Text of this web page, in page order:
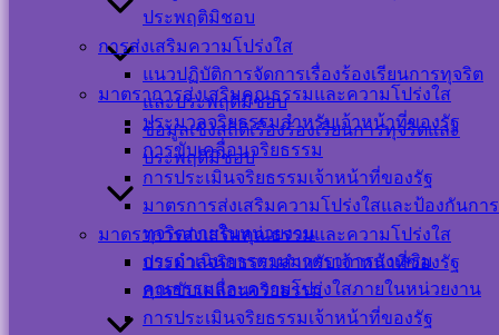
ประพฤติมิชอบ
มาตราการส่งเสริมคุณธรรมและความโปร่งใส
ประมวลจริยธรรมสำหรับเจ้าหน้าที่ของรัฐ
การขับเคลื่อนจริยธรรม
การประเมินจริยธรรมเจ้าหน้าที่ของรัฐ
มาตรการส่งเสริมความโปร่งใสและป้องกันการ
ทุจริตภายในหน่วยงาน
การดำเนินการตามมาตราการส่งเสริม
คุณธรรมและความโปร่งใสภายในหน่วยงาน
การส่งเสริมความโปร่งใส
แนวปฏิบัติการจัดการเรื่องร้องเรียนการทุจริต
และประพฤติมิชอบ
ข้อมูลเชิงสถิติเรื่องร้องเรียนการทุจริตและ
ประพฤติมิชอบ
มาตราการส่งเสริมคุณธรรมและความโปร่งใส
ประมวลจริยธรรมสำหรับเจ้าหน้าที่ของรัฐ
การขับเคลื่อนจริยธรรม
การประเมินจริยธรรมเจ้าหน้าที่ของรัฐ
แผนผังเว็บไซต์
ส่วนบุคคล และ
การใช้งานคุกกี้